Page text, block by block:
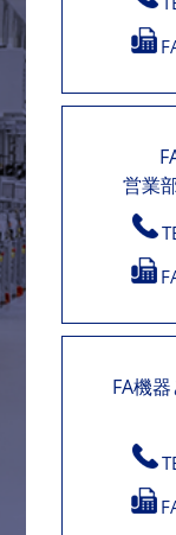
営業
FA機